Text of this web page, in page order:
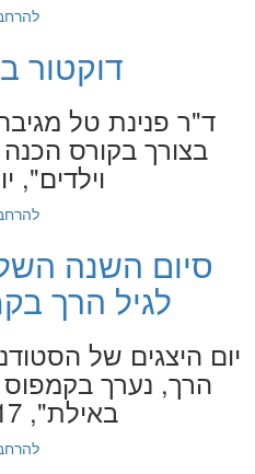
דוקטור
ד"ר פנינת טל
בצורך בקורס
וילדים", יוני
סיום השנה
לגיל הרך
יום היצגים של
הרך, נערך
באילת", 28.6.2017